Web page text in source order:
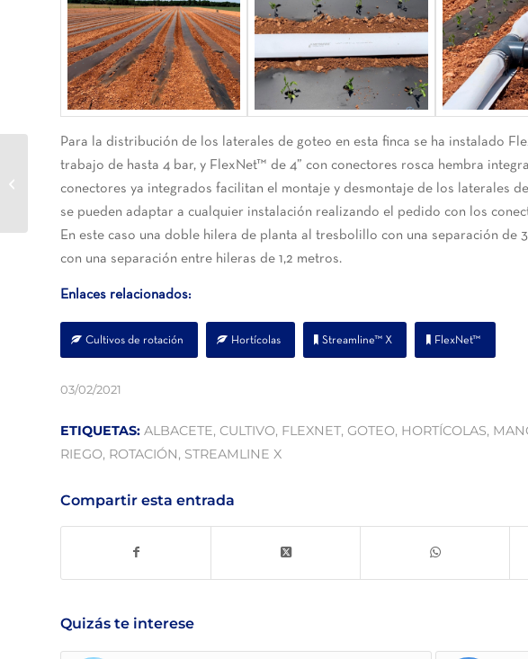
Para la distribución de los laterales de goteo en esta finca se ha instalado
trabajo de hasta 4 bar, y FlexNet™ de 4” con conectores rosca hembra
conectores ya integrados facilitan el montaje y desmontaje de los laterales
se pueden adaptar a cualquier instalación realizando el pedido con los
En este caso una doble hilera de planta al tresbolillo con una separación de
con una separación entre hileras de 1,2 metros.
Enlaces relacionados:
Cultivos de rotación Hortícolas Streamline™ X FlexNet™
03/02/2021
ETIQUETAS: ALBACETE, CULTIVO, FLEXNET, GOTEO, HORTÍCOLAS,
RIEGO, ROTACIÓN, STREAMLINE X
Compartir esta entrada
Quizás te interese
3 preguntas para
dimensionar un proyecto